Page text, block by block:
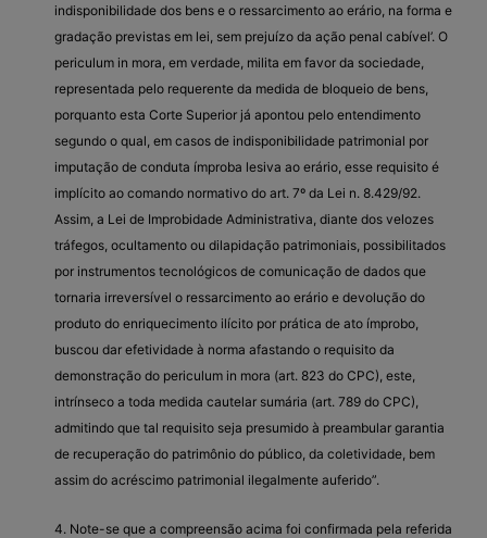
indisponibilidade dos bens e o ressarcimento ao erário, na forma e
gradação previstas em lei, sem prejuízo da ação penal cabível’. O
periculum in mora, em verdade, milita em favor da sociedade,
representada pelo requerente da medida de bloqueio de bens,
porquanto esta Corte Superior já apontou pelo entendimento
segundo o qual, em casos de indisponibilidade patrimonial por
imputação de conduta ímproba lesiva ao erário, esse requisito é
implícito ao comando normativo do art. 7º da Lei n. 8.429/92.
Assim, a Lei de Improbidade Administrativa, diante dos velozes
tráfegos, ocultamento ou dilapidação patrimoniais, possibilitados
por instrumentos tecnológicos de comunicação de dados que
tornaria irreversível o ressarcimento ao erário e devolução do
produto do enriquecimento ilícito por prática de ato ímprobo,
buscou dar efetividade à norma afastando o requisito da
demonstração do periculum in mora (art. 823 do CPC), este,
intrínseco a toda medida cautelar sumária (art. 789 do CPC),
admitindo que tal requisito seja presumido à preambular garantia
de recuperação do patrimônio do público, da coletividade, bem
assim do acréscimo patrimonial ilegalmente auferido”.
4. Note-se que a compreensão acima foi confirmada pela referida